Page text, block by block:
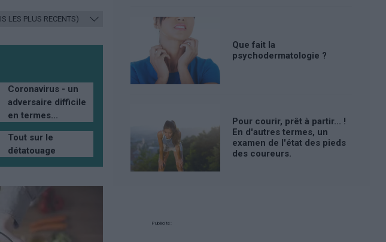
Coronavirus - un
adversaire difficile
en termes...
Tout sur le
détatouage
Que fait la
psychodermatologie ?
Pour courir, prêt à partir... !
En d'autres termes, un
examen de l'état des pieds
des coureurs.
Publicité: